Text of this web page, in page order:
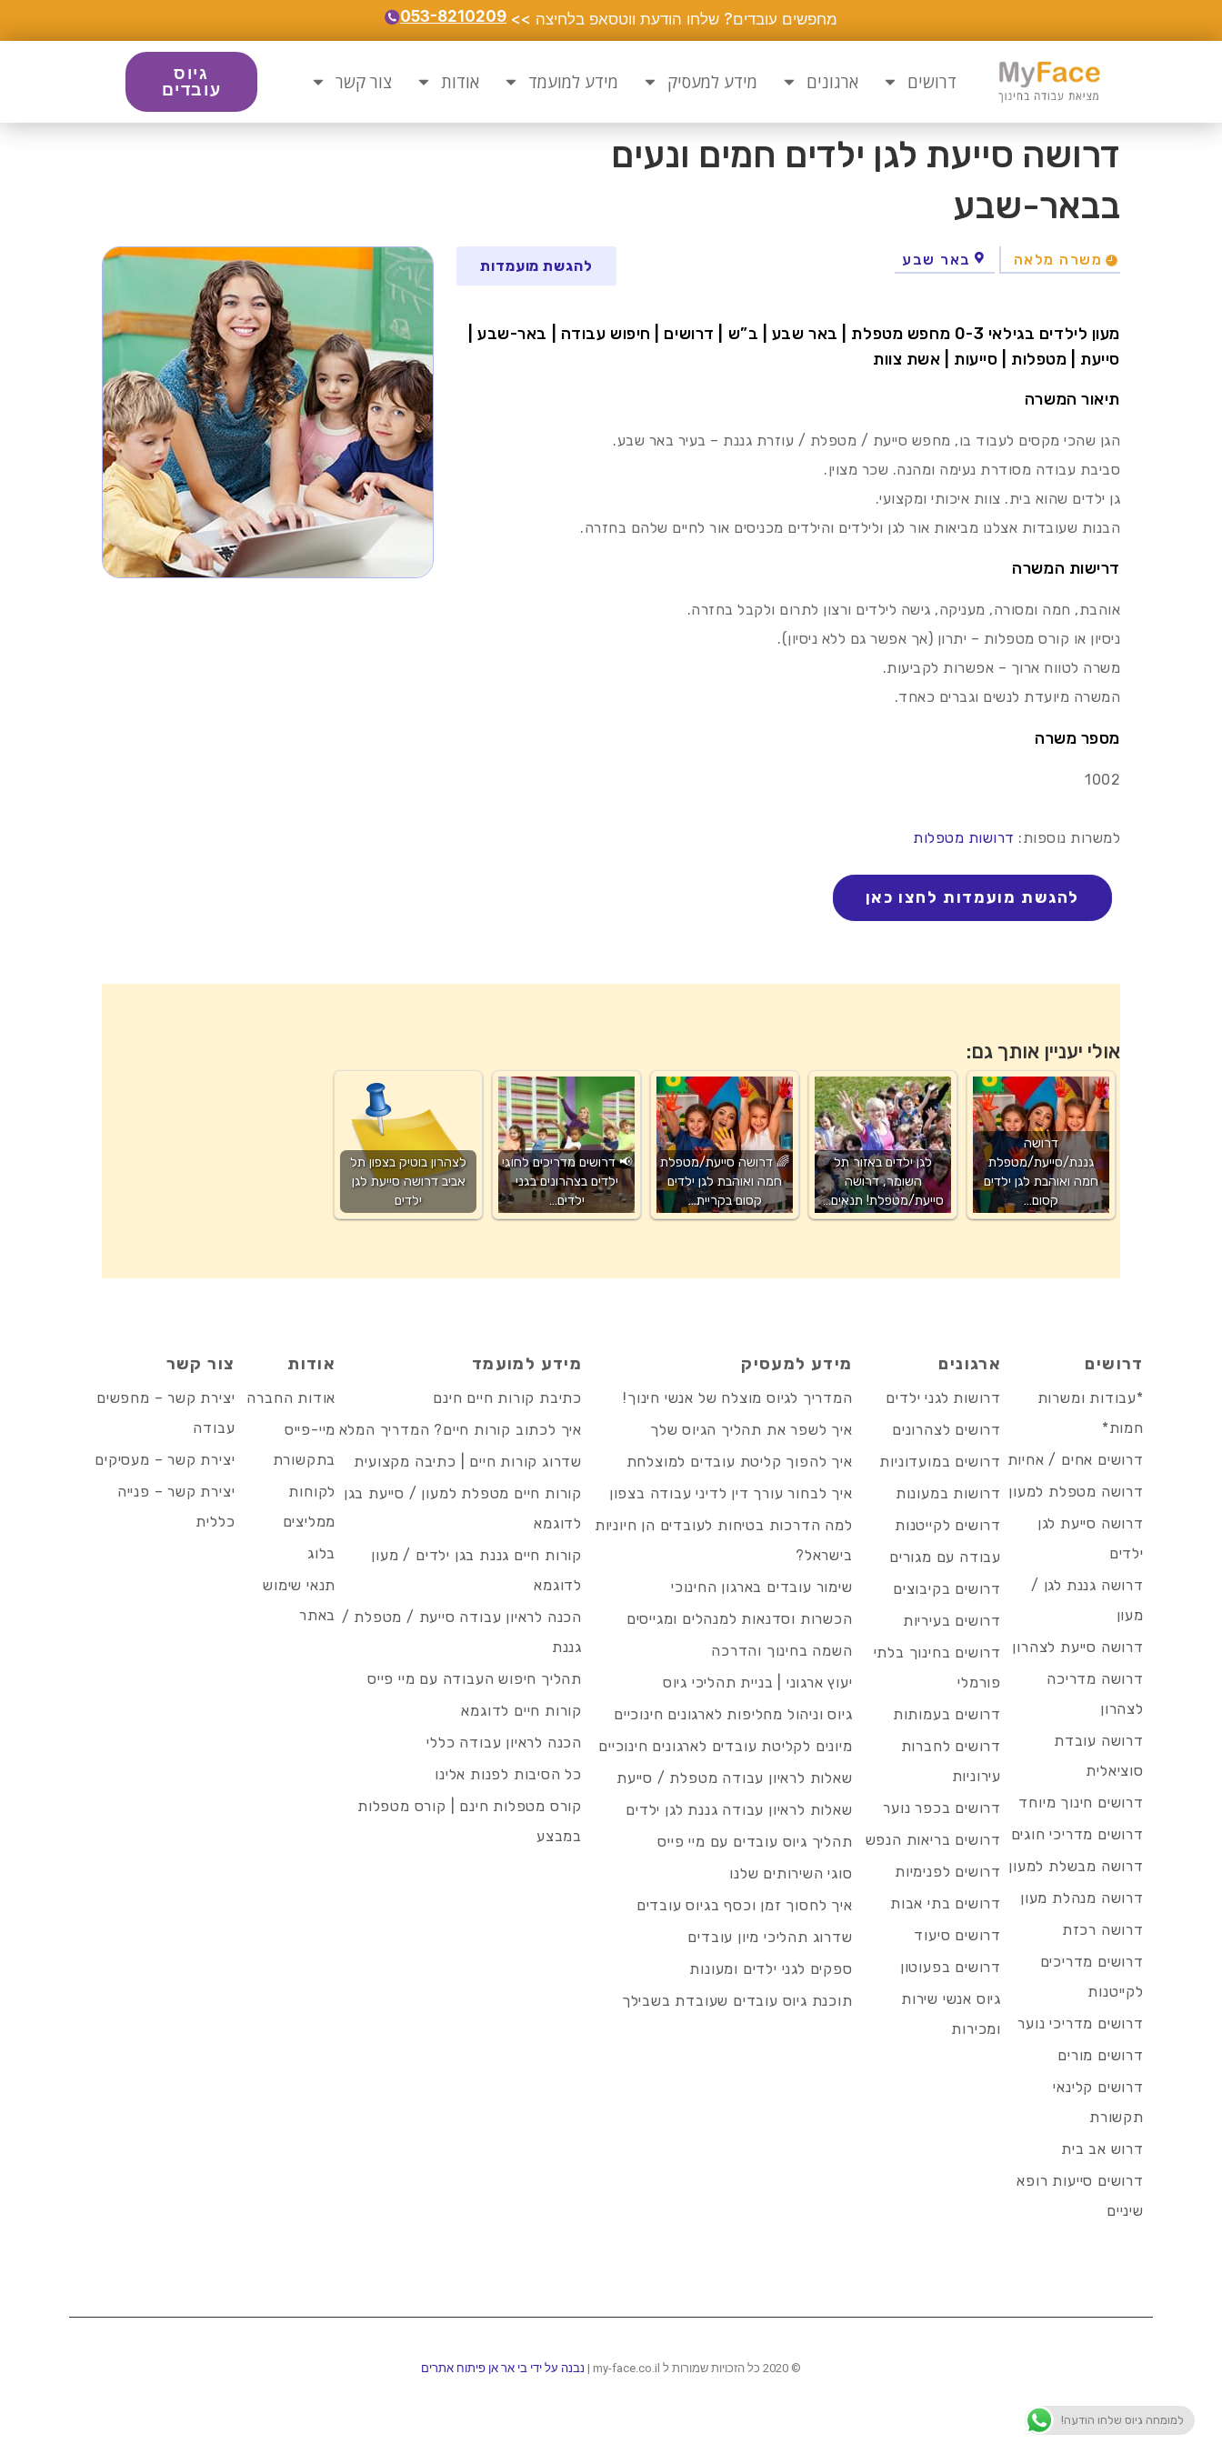
מחפשים עובדים? שלחו הודעת ווטסאפ בלחיצה >> 053-8210209
דרושים ארגונים מידע למעסיק מידע למועמד אודות צור קשר
גיוס
עובדים
דרושה סייעת לגן ילדים חמים ונעים
בבאר-שבע
משרה מלאה באר שבע להגשת מועמדות
מעון לילדים בגילאי 0-3 מחפש מטפלת | באר שבע | ב”ש | דרושים | חיפוש עבודה | באר-שבע |
סייעת | מטפלות | סייעות | אשת צוות
תיאור המשרה
הגן שהכי מקסים לעבוד בו, מחפש סייעת / מטפלת / עוזרת גננת – בעיר באר שבע.
סביבת עבודה מסודרת נעימה ומהנה. שכר מצוין.
גן ילדים שהוא בית. צוות איכותי ומקצועי.
הבנות שעובדות אצלנו מביאות אור לגן ולילדים והילדים מכניסים אור לחיים שלהם בחזרה.
דרישות המשרה
אוהבת, חמה ומסורה, מעניקה, גישה לילדים ורצון לתרום ולקבל בחזרה.
ניסיון או קורס מטפלות – יתרון (אך אפשר גם ללא ניסיון).
משרה לטווח ארוך – אפשרות לקביעות.
המשרה מיועדת לנשים וגברים כאחד.
מספר משרה
1002
למשרות נוספות: דרושות מטפלות
אולי יעניין אותך גם:
לצהרון בוטיק בצפון תל
אביב דרושה סייעת לגן
ילדים
📢 דרושים מדריכים לחוגי
ילדים בצהרונים בגני
ילדים…
🌈 דרושה סייעת/מטפלת
חמה ואוהבת לגן ילדים
קסום בקריית…
לגן ילדים באזור תל
השומר, דרושה
סייעת/מטפלת! תנאים…
דרושה
גננת/סייעת/מטפלת
חמה ואוהבת לגן ילדים
קסום…
דרושים
*עבודות ומשרות
חמות*
דרושים אחים / אחיות
דרושה מטפלת למעון
דרושה סייעת לגן
ילדים
דרושה גננת לגן /
מעון
דרושה סייעת לצהרון
דרושה מדריכה
לצהרון
דרושה עובדת
סוציאלית
דרושים חינוך מיוחד
דרושים מדריכי חוגים
דרושה מבשלת למעון
דרושה מנהלת מעון
דרושה רכזת
דרושים מדריכים
לקייטנות
דרושים מדריכי נוער
דרושים מורים
דרושים קלינאי
תקשורת
דרוש אב בית
דרושים סייעות רופא
שיניים
ארגונים
דרושות לגני ילדים
דרושים לצהרונים
דרושים במועדוניות
דרושות במעונות
דרושים לקייטנות
עבודה עם מגורים
דרושים בקיבוצים
דרושים בעיריות
דרושים בחינוך בלתי
פורמלי
דרושים בעמותות
דרושים לחברות
עירוניות
דרושים בכפר נוער
דרושים בריאות הנפש
דרושים לפנימיות
דרושים בתי אבות
דרושים סיעוד
דרושים בפעוטון
גיוס אנשי שירות
ומכירות
מידע למעסיק
המדריך לגיוס מוצלח של אנשי חינוך!
איך לשפר את תהליך הגיוס שלך
איך להפוך קליטת עובדים למוצלחת
איך לבחור עורך דין לדיני עבודה בצפון
למה הדרכות בטיחות לעובדים הן חיוניות
בישראל?
שימור עובדים בארגון החינוכי
הכשרות וסדנאות למנהלים ומגייסים
השמה בחינוך והדרכה
יעוץ ארגוני | בניית תהליכי גיוס
גיוס וניהול מחליפות לארגונים חינוכיים
מיונים לקליטת עובדים לארגונים חינוכיים
שאלות לראיון עבודה מטפלת / סייעת
שאלות לראיון עבודה גננת לגן ילדים
תהליך גיוס עובדים עם מיי פייס
סוגי השירותים שלנו
איך לחסוך זמן וכסף בגיוס עובדים
שדרוג תהליכי מיון עובדים
ספקים לגני ילדים ומעונות
תוכנת גיוס עובדים שעובדת בשבילך
מידע למועמד
כתיבת קורות חיים חינם
איך לכתוב קורות חיים? המדריך המלא
שדרוג קורות חיים | כתיבה מקצועית
קורות חיים מטפלת למעון / סייעת בגן
לדוגמא
קורות חיים גננת בגן ילדים / מעון
לדוגמא
הכנה לראיון עבודה סייעת / מטפלת /
גננת
תהליך חיפוש העבודה עם מיי פייס
קורות חיים לדוגמא
הכנה לראיון עבודה כללי
כל הסיבות לפנות אלינו
קורס מטפלות חינם | קורס מטפלות
במבצע
אודות
אודות החברה
מיי-פייס
בתקשורת
לקוחות
ממליצים
בלוג
תנאי שימוש
באתר
צור קשר
יצירת קשר – מחפשים
עבודה
יצירת קשר – מעסיקים
יצירת קשר – פנייה
כללית
© 2020 כל הזכויות שמורות ל my-face.co.il | נבנה על ידי בי אר אן פיתוח אתרים
למומחה גיוס שלחו הודעה!